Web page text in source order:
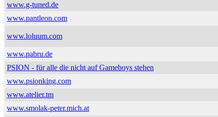
www.g-tuned.de
www.pantleon.com
www.loluum.com
www.pabru.de
PSION - für alle die nicht auf Gameboys stehen
www.psionking.com
www.atelier.tm
www.smolak-peter.mich.at